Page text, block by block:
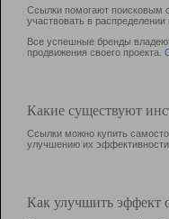
Ссылки помогают поисковым
участвовать в раcпределении
Все успешные бренды
продвижения своего проекта.
Какие существуют
Ссылки можно купить
улучшению их эффективности
Как улучшить эффект